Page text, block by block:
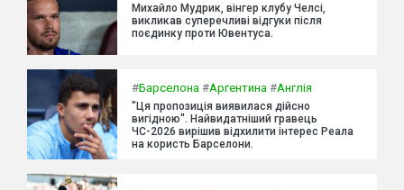
Михайло Мудрик, вінгер клубу Челсі,
викликав суперечливі відгуки після
поєдинку проти Ювентуса.
#Барселона #Аргентина #Англія
"Ця пропозиція виявилася дійсно
вигідною". Найвидатніший гравець
ЧС-2026 вирішив відхилити інтерес Реала
на користь Барселони.